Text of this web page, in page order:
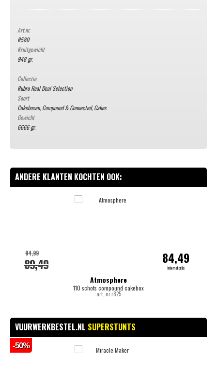
Art.nr.
R580
Kruitgewicht
948 gr.
Collectie
Rubro Real Deal Selection
Soort
Cakeboxen, Compound & Connected, Cakes
Gewicht
6666 gr.
ANDERE KLANTEN KOCHTEN OOK:
Atmosphere
110 schots compound cakebox
art. nr.r825
89,49
94,99 84,49
internetprijs
VUURWERKBESTEL.NL SUPERSTUNTS
-50%